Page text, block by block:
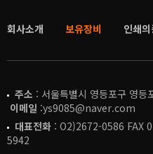
회사소개 보유장비 인쇄
주소 : 서울특별시 영등포구 영
이메일 :ys9085@naver.com
대표전화 : O2)2672-0586 FAX
5942